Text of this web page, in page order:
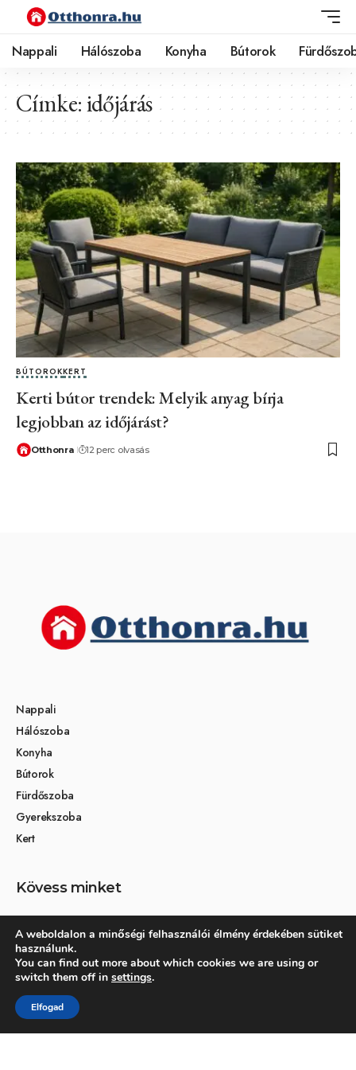
Nappali Hálószoba Konyha Bútorok
Címke:időjárás
BÚTOROKKERT
Kerti bútor trendek: Melyik anyag bírja
legjobban az időjárást?
Otthonra 12 perc olvasás
Nappali
Hálószoba
Konyha
Bútorok
Fürdőszoba
Gyerekszoba
Kert
Kövess minket
Társoldalak
Otthon és dekoráció
Kertikék kertmagazin
A weboldalon a minőségi felhasználói élmény érdekében sütiket
használunk.
You can find out more about which cookies we are using or
switch them off in settings.
Elfogad